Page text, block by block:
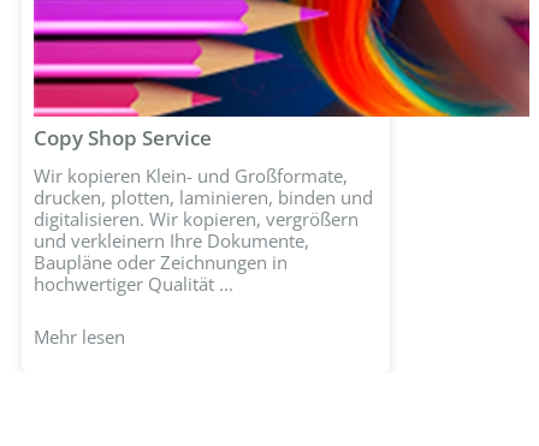
Copy Shop Service
Wir kopieren Klein- und Großformate,
drucken, plotten, laminieren, binden und
digitalisieren. Wir kopieren, vergrößern
und verkleinern Ihre Dokumente,
Baupläne oder Zeichnungen in
hochwertiger Qualität ...
Mehr lesen